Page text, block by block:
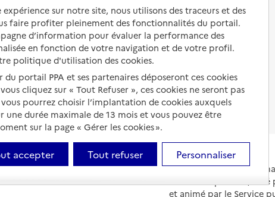
Autres solutions de logement
Comprendre les prix en
EHPAD
Droits en EHPAD
Fin de vie en EHPAD
Portail national
et de leurs proches,
et animé par le Service
sur notre site, nous utilisons des traceurs et des
faire profiter pleinement des fonctionnalités du portail.
d’information pour évaluer la performance des
en fonction de votre navigation et de votre profil.
politique d'utilisation des cookies.
portail PPA et ses partenaires déposeront ces cookies
cliquez sur « Tout Refuser », ces cookies ne seront pas
pourrez choisir l’implantation de cookies auxquels
durée maximale de 13 mois et vous pouvez être
sur la page « Gérer les cookies ».
accepter Tout refuser Personnaliser